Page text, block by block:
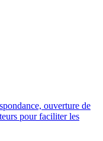
ouverture de
pour faciliter les